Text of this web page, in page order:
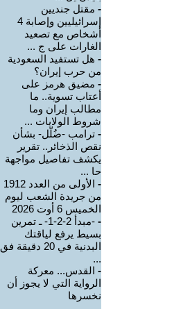
- مقتل جنديين
إسرائيليين وإصابة 4
أشخاص مع تصعيد
الغارات على ج ...
- هل تستفيد السعودية
من حرب إيران؟
- مضيق هرمز على
أعتاب تسوية.. ما
مطالب إيران وما
شروط الولايات ...
- ترامب -ضُلّل- بشأن
نقص الذخائر.. تقرير
يكشف تفاصيل مواجهة
حا ...
-
الأولى من العدد 1912
من جريدة الشعب ليوم
الخميس 6 أوت 2026
-
-مبدأ 2-2-1- ـ تمرين
بسيط يرفع لياقتك
البدنية في 20 دقيقة فق
...
- القدس... معركة
الرواية التي لا يجوز أن
نخسرها